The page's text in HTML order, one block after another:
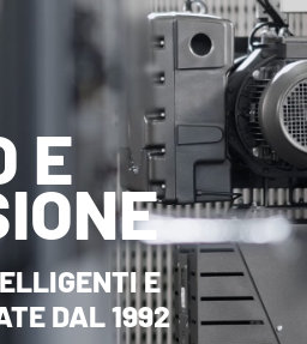
HOME
E
E
DAL 1992